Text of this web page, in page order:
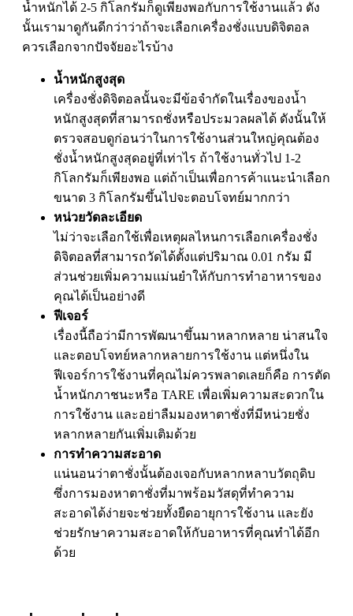
น้ำหนักได้ 2-5 กิโลกรัมก็ดูเพียงพอกับการใช้งานแล้ว ดัง
นั้นเรามาดูกันดีกว่าว่าถ้าจะเลือกเครื่องชั่งแบบดิจิตอล
ควรเลือกจากปัจจัยอะไรบ้าง
น้ำหนักสูงสุด
เครื่องชั่งดิจิตอลนั้นจะมีข้อจำกัดในเรื่องของน้ำ
หนักสูงสุดที่สามารถชั่งหรือประมวลผลได้ ดังนั้นให้
ตรวจสอบดูก่อนว่าในการใช้งานส่วนใหญ่คุณต้อง
ชั่งน้ำหนักสูงสุดอยู่ที่เท่าไร ถ้าใช้งานทั่วไป 1-2
กิโลกรัมก็เพียงพอ แต่ถ้าเป็นเพื่อการค้าแนะนำเลือก
ขนาด 3 กิโลกรัมขึ้นไปจะตอบโจทย์มากกว่า
หน่วยวัดละเอียด
ไม่ว่าจะเลือกใช้เพื่อเหตุผลไหนการเลือกเครื่องชั่ง
ดิจิตอลที่สามารถวัดได้ตั้งแต่ปริมาณ 0.01 กรัม มี
ส่วนช่วยเพิ่มความแม่นยำให้กับการทำอาหารของ
คุณได้เป็นอย่างดี
ฟีเจอร์
เรื่องนี้ถือว่ามีการพัฒนาขึ้นมาหลากหลาย น่าสนใจ
และตอบโจทย์หลากหลายการใช้งาน แต่หนึ่งใน
ฟีเจอร์การใช้งานที่คุณไม่ควรพลาดเลยก็คือ การตัด
น้ำหนักภาชนะหรือ TARE เพื่อเพิ่มความสะดวกใน
การใช้งาน และอย่าลืมมองหาตาชั่งที่มีหน่วยชั่ง
หลากหลายกันเพิ่มเติมด้วย
การทำความสะอาด
แน่นอนว่าตาชั่งนั้นต้องเจอกับหลากหลาบวัตถุดิบ
ซึ่งการมองหาตาชั่งที่มาพร้อมวัสดุที่ทำความ
สะอาดได้ง่ายจะช่วยทั้งยืดอายุการใช้งาน และยัง
ช่วยรักษาความสะอาดให้กับอาหารที่คุณทำได้อีก
ด้วย